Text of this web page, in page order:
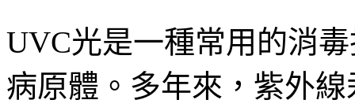
UVC光是一種常用的消
病原體。多年來，紫外